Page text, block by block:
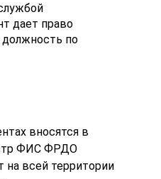
дает право
должность по
вносятся в
ФИС ФРДО
всей территории